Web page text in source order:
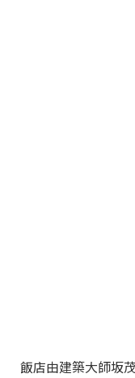
飯店由建築大師坂